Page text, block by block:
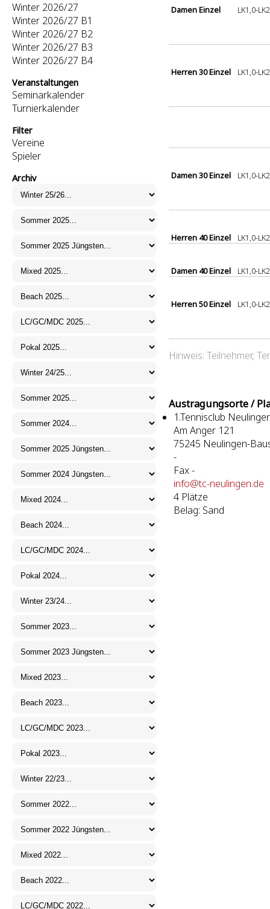
Winter 2026/27
Winter 2026/27 B1
Winter 2026/27 B2
Winter 2026/27 B3
Winter 2026/27 B4
Veranstaltungen
Seminarkalender
Turnierkalender
Filter
Vereine
Spieler
Archiv
Damen Einzel LK1,0-
Herren 30 Einzel LK1,0-
Damen 30 Einzel LK1,0-
Herren 40 Einzel LK1,0-
Damen 40 Einzel LK1,0-
Herren 50 Einzel LK1,0-
Hinweis: Teilnehmer,
Austragungsorte /
1.Tennisclub
Am Anger 121
75245 Neulingen-
-
Fax -
info@tc-neulingen.de
4 Plätze
Belag: Sand